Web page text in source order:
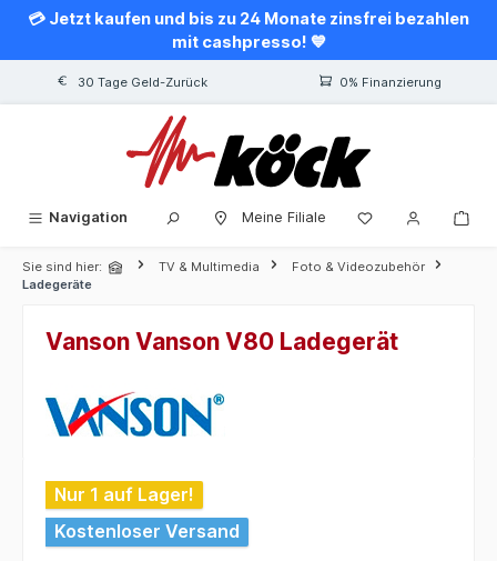
springen
💳 Jetzt kaufen und bis zu 24 Monate zinsfrei bezahlen
mit cashpresso! 💙
30 Tage Geld-Zurück 0% Finanzierung
Navigation Meine Filiale
Sie sind hier: TV & Multimedia
Foto & Videozubehör
Ladegeräte
Vanson Vanson V80 Ladegerät
Bildergalerie überspringen
Nur 1 auf Lager!
Kostenloser Versand